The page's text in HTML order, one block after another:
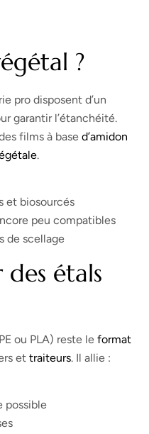
?
pro disposent d’un
garantir l’étanchéité.
films à base d’amidon
.
et biosourcés
peu compatibles
de scellage
étals
ou PLA) reste le format
et traiteurs. Il allie :
possible